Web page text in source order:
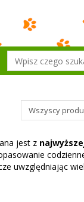
jest z
uwzględniając